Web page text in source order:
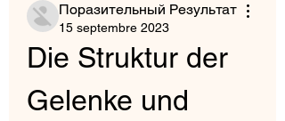
Поразительный Результат
15 septembre 2023
Die Struktur der
Gelenke und